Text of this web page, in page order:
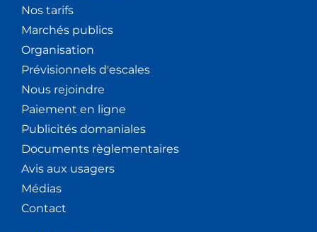
Nos tarifs
Marchés publics
Organisation
Prévisionnels d'escales
Nous rejoindre
Paiement en ligne
Publicités domaniales
Documents règlementaires
Avis aux usagers
Médias
Contact